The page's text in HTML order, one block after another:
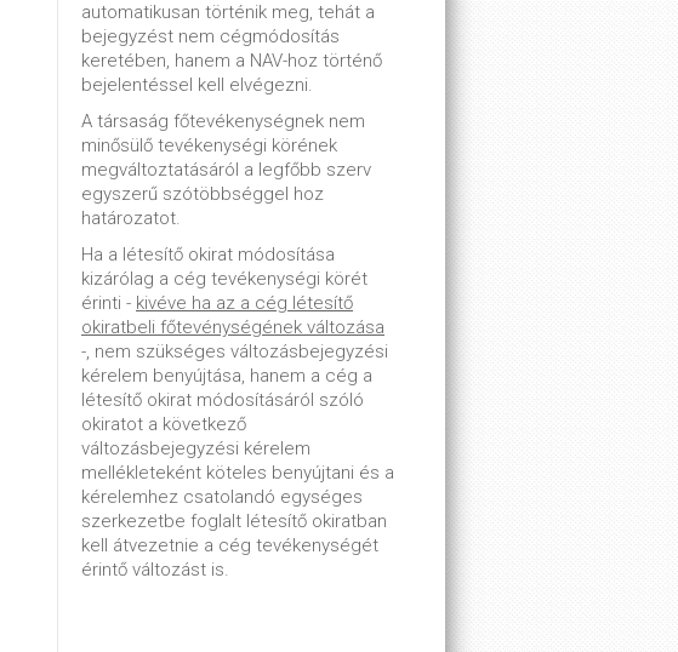
automatikusan történik meg, tehát a
bejegyzést nem cégmódosítás
keretében, hanem a NAV-hoz történő
bejelentéssel kell elvégezni.
A társaság főtevékenységnek nem
minősülő tevékenységi körének
megváltoztatásáról a legfőbb szerv
egyszerű szótöbbséggel hoz
határozatot.
Ha a létesítő okirat módosítása
kizárólag a cég tevékenységi körét
érinti - kivéve ha az a cég létesítő
okiratbeli főtevénységének változása
-, nem szükséges változásbejegyzési
kérelem benyújtása, hanem a cég a
létesítő okirat módosításáról szóló
okiratot a következő
változásbejegyzési kérelem
mellékleteként köteles benyújtani és a
kérelemhez csatolandó egységes
szerkezetbe foglalt létesítő okiratban
kell átvezetnie a cég tevékenységét
érintő változást is.